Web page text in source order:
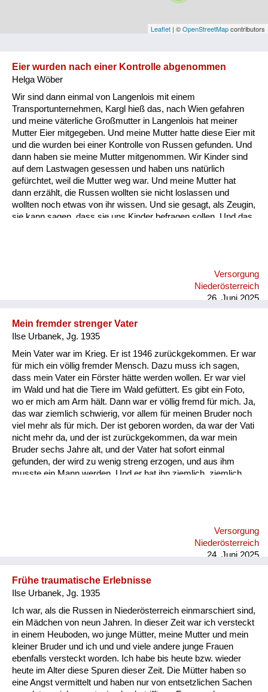
Vorarlberg
Besatzungsmächte
Frauen, Mütter, Kinder
Versorgung
Heimkehrer
Fluchtgeschichten
Wohnen
Leaflet | ©OpenStreetMapcontributors
Eier wurden nach einer Kontrolle abgenommen
Helga Wöber
Wir sind dann einmal von Langenlois mit einem
Transportunternehmen, Kargl hieß das, nach Wien gefahren
und meine väterliche Großmutter in Langenlois hat meiner
Mutter Eier mitgegeben. Und meine Mutter hatte diese Eier mit
und die wurden bei einer Kontrolle von Russen gefunden. Und
dann haben sie meine Mutter mitgenommen. Wir Kinder sind
auf dem Lastwagen gesessen und haben uns natürlich
gefürchtet, weil die Mutter weg war. Und meine Mutter hat
dann erzählt, die Russen wollten sie nicht loslassen und
wollten noch etwas von ihr wissen. Und sie gesagt, als Zeugin,
sie kann sagen, dass sie uns Kinder befragen sollen. Und das
habe, kann ich mich erinnern, dass Zimmer voller Wanzen
waren und die wurden ganz einfach mit DDT beseitigt.
Versorgung
Niederösterreich
26. Juni 2025
Mein fremder strenger Vater
Ilse Urbanek, Jg. 1935
Mein Vater war im Krieg. Er ist 1946 zurückgekommen. Er war
für mich ein völlig fremder Mensch. Dazu muss ich sagen,
dass mein Vater ein Förster hätte werden wollen. Er war viel
im Wald und hat die Tiere im Wald gefüttert. Es gibt ein Foto,
wo er mich am Arm hält. Dann war er völlig fremd für mich. Ja,
das war ziemlich schwierig, vor allem für meinen Bruder noch
viel mehr als für mich. Der ist geboren worden, da war der Vati
nicht mehr da, und der ist zurückgekommen, da war mein
Bruder sechs Jahre alt, und der Vater hat sofort einmal
gefunden, der wird zu wenig streng erzogen, und aus ihm
musste ein Mann werden. Und er hat ihn ziemlich, ziemlich
Versorgung
Niederösterreich
24. Juni 2025
Frühe traumatische Erlebnisse
Ilse Urbanek, Jg. 1935
Ich war, als die Russen in Niederösterreich einmarschiert sind,
ein Mädchen von neun Jahren. In dieser Zeit war ich versteckt
in einem Heuboden, wo junge Mütter, meine Mutter und mein
kleiner Bruder und ich und und viele andere junge Frauen
ebenfalls versteckt worden. Ich habe bis heute bzw. wieder
heute im Alter diese Spuren dieser Zeit. Die Mütter haben so
eine Angst vermittelt und haben nur von entsetzlichen Sachen